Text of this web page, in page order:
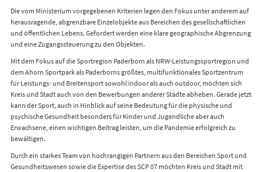
Die vom Ministerium vorgegebenen Kriterien legen den Fokus unter anderem auf
herausragende, abgrenzbare Einzelobjekte aus Bereichen des gesellschaftlichen
und öffentlichen Lebens. Gefordert werden eine klare geographische Abgrenzung
und eine Zugangssteuerung zu den Objekten.
Mit dem Fokus auf die Sportregion Paderborn als NRW-Leistungssportregion und
dem Ahorn Sportpark als Paderborns größtes, multifunktionales Sportzentrum
für Leistungs- und Breitensport sowohl indoor als auch outdoor, möchten sich
Kreis und Stadt auch von den Bewerbungen anderer Städte abheben. Gerade jetzt
kann der Sport, auch in Hinblick auf seine Bedeutung für die physische und
psychische Gesundheit besonders für Kinder und Jugendliche aber auch
Erwachsene, einen wichtigen Beitrag leisten, um die Pandemie erfolgreich zu
bewältigen.
Durch ein starkes Team von hochrangigen Partnern aus den Bereichen Sport und
Gesundheitswesen sowie die Expertise des SCP 07 möchten Kreis und Stadt mit